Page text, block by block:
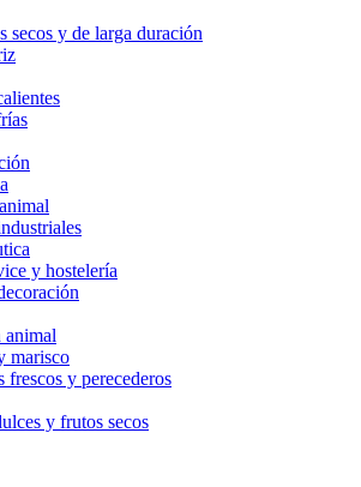
secos y de larga duración
y hostelería
marisco
frescos y perecederos
y frutos secos